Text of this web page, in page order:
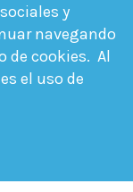
y
navegando
de cookies. Al
el uso de